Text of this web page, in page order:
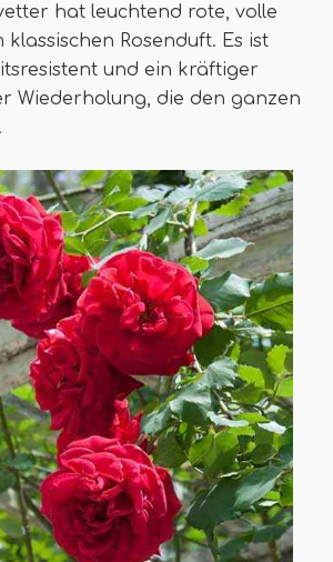
hat leuchtend rote, volle
klassischen Rosenduft. Es ist
und ein kräftiger
Wiederholung, die den ganzen